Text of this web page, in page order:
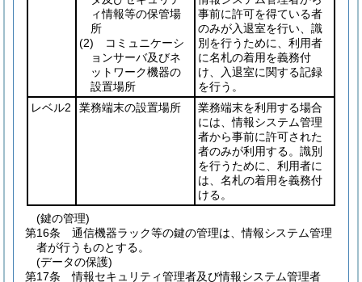
ィ情報等の保管場
所
(2) コミュニケーシ
ョンサーバ及びネ
ットワーク機器の
設置場所
事前に許可を得ている者
のみが入退室を行い、識
別を行うために、利用者
に名札の着用を義務付
け、入退室に関する記録
を行う。
レベル2
業務端末の設置場所
業務端末を利用する場合
には、情報システム管理
者から事前に許可された
者のみが利用する。識別
を行うために、利用者に
は、名札の着用を義務付
ける。
(鍵の管理)
第16条
通信機器ラック等の鍵の管理は、情報システム管理
者が行うものとする。
(データの保護)
第17条
情報セキュリティ管理者及び情報システム管理者